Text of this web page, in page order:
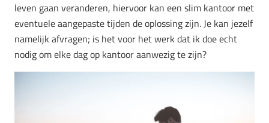
leven gaan veranderen, hiervoor kan een slim kantoor met
eventuele aangepaste tijden de oplossing zijn. Je kan jezelf
namelijk afvragen; is het voor het werk dat ik doe echt
nodig om elke dag op kantoor aanwezig te zijn?